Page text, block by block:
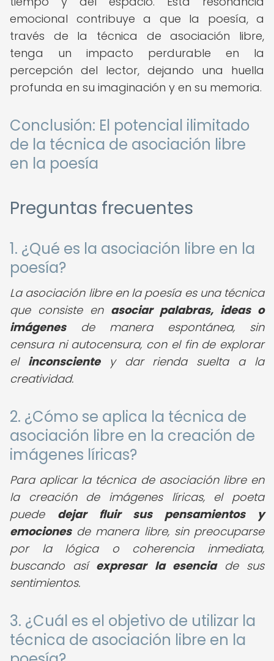
emocional contribuye a que la poesía, a
través de la técnica de asociación libre,
tenga un impacto perdurable en la
percepción del lector, dejando una huella
profunda en su imaginación y en su memoria.
Conclusión: El potencial ilimitado
de la técnica de asociación libre
en la poesía
Preguntas frecuentes
1. ¿Qué es la asociación libre en la
poesía?
La asociación libre en la poesía es una técnica
que consiste en asociar palabras, ideas o
imágenesde manera espontánea, sin
censura ni autocensura, con el fin de explorar
el inconscientey dar rienda suelta a la
creatividad.
2. ¿Cómo se aplica la técnica de
asociación libre en la creación de
imágenes líricas?
Para aplicar la técnica de asociación libre en
la creación de imágenes líricas, el poeta
puede dejar fluir sus pensamientos y
emocionesde manera libre, sin preocuparse
por la lógica o coherencia inmediata,
buscando así expresar la esenciade sus
sentimientos.
3. ¿Cuál es el objetivo de utilizar la
técnica de asociación libre en la